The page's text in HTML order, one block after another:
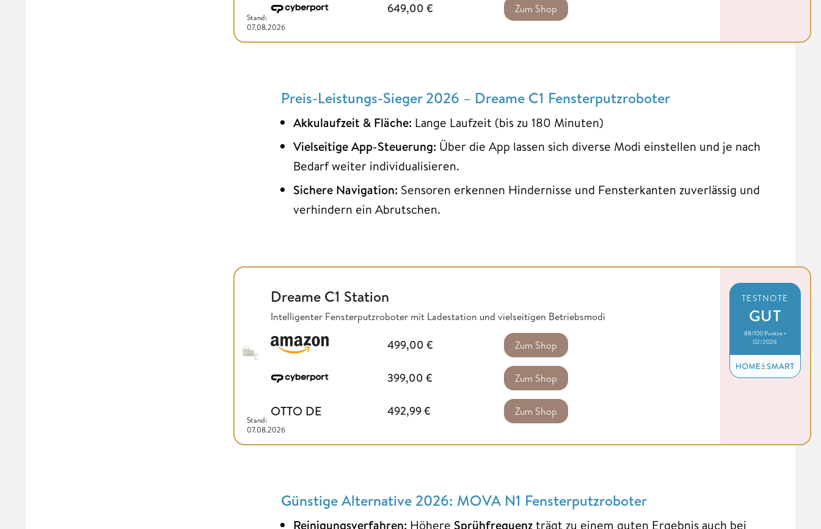
Stand:
07.08.2026
649,00€ Zum Shop
Preis-Leistungs-Sieger 2026 – Dreame C1 Fensterputzroboter
Akkulaufzeit & Fläche: Lange Laufzeit (bis zu 180 Minuten)
Vielseitige App-Steuerung: Über die App lassen sich diverse Modi einstellen und je nach
Bedarf weiter individualisieren.
Sichere Navigation: Sensoren erkennen Hindernisse und Fensterkanten zuverlässig und
verhindern ein Abrutschen.
Stand:
07.08.2026
Dreame C1 Station
Intelligenter Fensterputzroboter mit Ladestation und vielseitigen Betriebsmodi
499,00€ Zum Shop
399,00€ Zum Shop
OTTO DE 492,99€ Zum Shop
TESTNOTE
GUT
88/100 Punkte •
02/2026
Günstige Alternative 2026: MOVA N1 Fensterputzroboter
Reinigungsverfahren: Höhere Sprühfrequenzträgt zu einem guten Ergebnis auch bei